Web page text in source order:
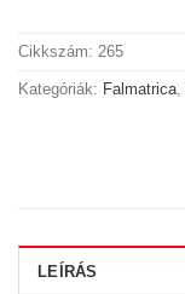
Cikkszám: 265
Kategóriák: Falmatrica,
LEÍRÁS